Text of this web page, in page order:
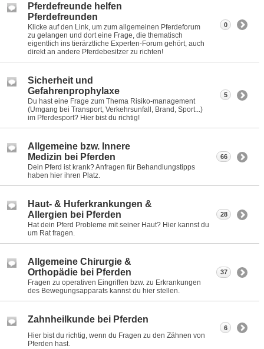
Pferdefreunde helfen
Pferdefreunden
Klicke auf den Link, um zum allgemeinen Pferdeforum
zu gelangen und dort eine Frage, die thematisch
eigentlich ins tierärztliche Experten-Forum gehört, auch
direkt an andere Pferdebesitzer zu richten!
0
Sicherheit und
Gefahrenprophylaxe
Du hast eine Frage zum Thema Risiko-management
(Umgang bei Transport, Verkehrsunfall, Brand, Sport...)
im Pferdesport? Hier bist du richtig!
5
Allgemeine bzw. Innere
Medizin bei Pferden
Dein Pferd ist krank? Anfragen für Behandlungstipps
haben hier ihren Platz.
66
Haut- & Huferkrankungen &
Allergien bei Pferden
Hat dein Pferd Probleme mit seiner Haut? Hier kannst du
um Rat fragen.
28
Allgemeine Chirurgie &
Orthopädie bei Pferden
Fragen zu operativen Eingriffen bzw. zu Erkrankungen
des Bewegungsapparats kannst du hier stellen.
37
Zahnheilkunde bei Pferden
Hier bist du richtig, wenn du Fragen zu den Zähnen von
Pferden hast.
6